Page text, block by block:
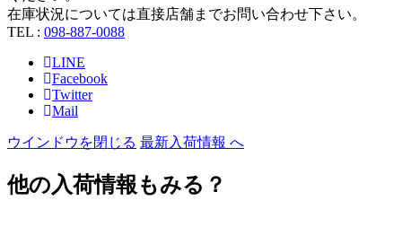
在庫状況については直接店舗までお問い合わせ下さい。
TEL : 098-887-0088
LINE
Facebook
Twitter
Mail
ウインドウを閉じる 最新入荷情報 へ
他の入荷情報もみる？